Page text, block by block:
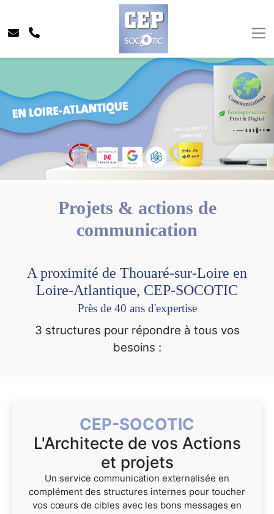
Projets & actions de
communication
A proximité de Thouaré-sur-Loire en
Loire-Atlantique, CEP-SOCOTIC
Près de 40 ans d'expertise
3 structures pour répondre à tous vos
besoins :
CEP-SOCOTIC
L'Architecte de vos Actions
et projets
Un service communication externalisée en
complément des structures internes pour toucher
vos cœurs de cibles avec les bons messages en